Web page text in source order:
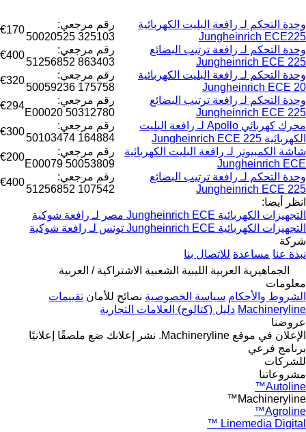
وحدة التحكم لـ رافعة البليت الكهربائية
Jungheinrich ECE225
رقم مرجعي:
325103 50020525
€170
وحدة التحكم لـ رافعة ترتيب البضائع
Jungheinrich ECE 225
رقم مرجعي:
863403 51256852
€400
وحدة التحكم لـ رافعة البليت الكهربائية
Jungheinrich ECE 20
رقم مرجعي:
175758 50059236
€320
وحدة التحكم لـ رافعة ترتيب البضائع
Jungheinrich ECE 225
رقم مرجعي:
E00020 50312780
€294
محرك كهربائي Apollo لـ رافعة البليت
الكهربائية Jungheinrich ECE 225
رقم مرجعي:
164884 50103474
€300
شاشة الكمبيوتر لـ رافعة البليت الكهربائية
Jungheinrich ECE
رقم مرجعي:
E00079 50053809
€200
وحدة التحكم لـ رافعة ترتيب البضائع
Jungheinrich ECE 225
رقم مرجعي:
107542 51256852
€400
انظر أيضا:
التجهيزات الكهربائية Jungheinrich ECE مصر لـ رافعة شوكية
التجهيزات الكهربائية Jungheinrich ECE تونس لـ رافعة شوكية
شركة
نبذة عنا مساعدة للاتصال بنا
الجماهيرية العربية الليبية الشعبية الاشتراكية / العربية
معلومات
الشروط والأحكام سياسة الخصوصية نصائح للأمان تقييمات
Machineryline دليل (كتالوج) العلامات التجارية
عروضنا
الإعلان في موقع Machineryline.
نشر إعلانك ضع ملصقًا إعلانيًا
برنامج فرعي
للشركات
مشروعاتنا
Autoline™
Machineryline™
Agroline™
Linemedia Digital ™